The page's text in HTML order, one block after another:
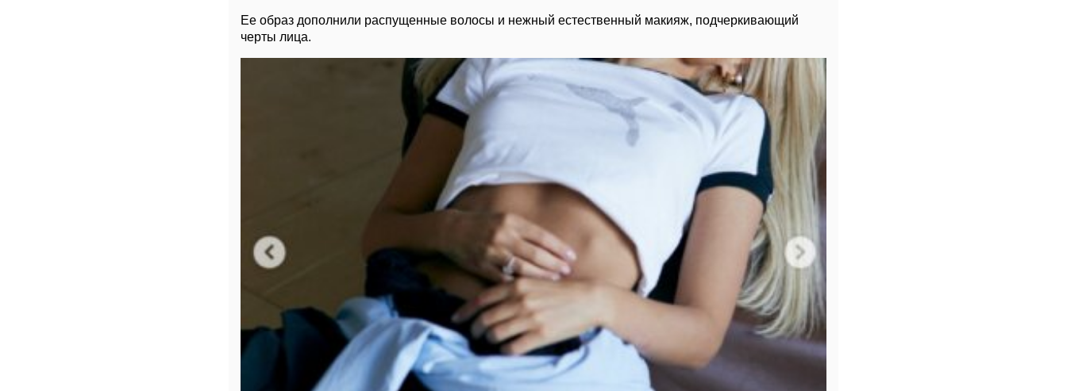
Ее образ дополнили распущенные волосы и нежный естественный макияж, подчеркивающий
черты лица.